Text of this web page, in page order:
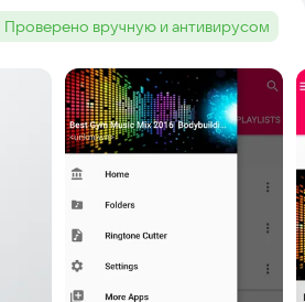
:Проверено вручную и антивирусом